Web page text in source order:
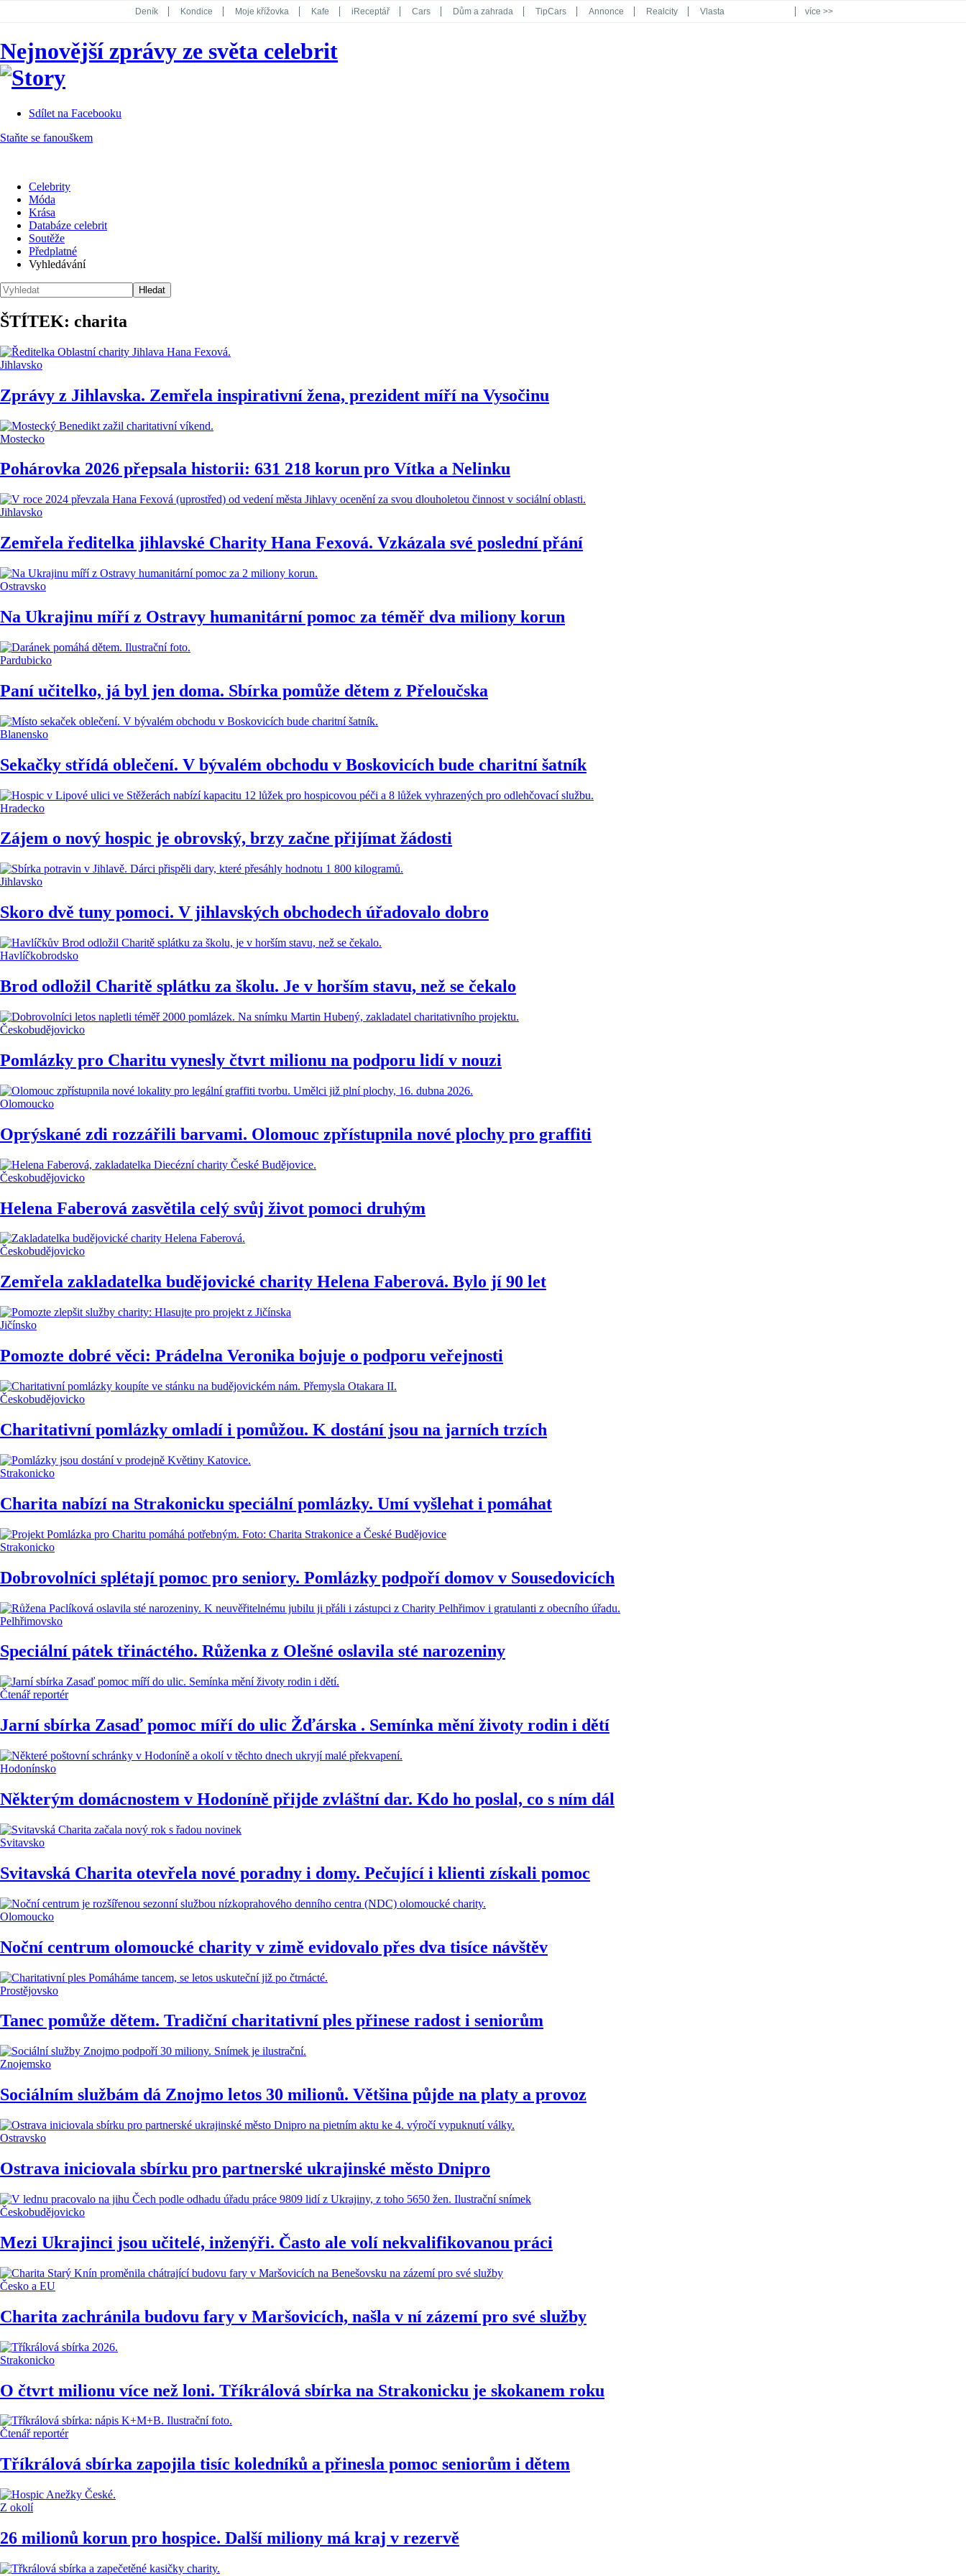
Deník Kondice Moje křížovka Kafe iReceptář Cars Dům a zahrada TipCars Annonce Realcity Vlasta
Koktejl
více >>
Nejnovější zprávy ze světa celebrit
Sdílet na Facebooku
Staňte se fanouškem
Celebrity
Móda
Krása
Databáze celebrit
Soutěže
Předplatné
Vyhledávání
ŠTÍTEK: charita
Jihlavsko
Zprávy z Jihlavska. Zemřela inspirativní žena, prezident míří na Vysočinu
Mostecko
Pohárovka 2026 přepsala historii: 631 218 korun pro Vítka a Nelinku
Jihlavsko
Zemřela ředitelka jihlavské Charity Hana Fexová. Vzkázala své poslední přání
Ostravsko
Na Ukrajinu míří z Ostravy humanitární pomoc za téměř dva miliony korun
Pardubicko
Paní učitelko, já byl jen doma. Sbírka pomůže dětem z Přeloučska
Blanensko
Sekačky střídá oblečení. V bývalém obchodu v Boskovicích bude charitní šatník
Hradecko
Zájem o nový hospic je obrovský, brzy začne přijímat žádosti
Jihlavsko
Skoro dvě tuny pomoci. V jihlavských obchodech úřadovalo dobro
Havlíčkobrodsko
Brod odložil Charitě splátku za školu. Je v horším stavu, než se čekalo
Českobudějovicko
Pomlázky pro Charitu vynesly čtvrt milionu na podporu lidí v nouzi
Olomoucko
Oprýskané zdi rozzářili barvami. Olomouc zpřístupnila nové plochy pro graffiti
Českobudějovicko
Helena Faberová zasvětila celý svůj život pomoci druhým
Českobudějovicko
Zemřela zakladatelka budějovické charity Helena Faberová. Bylo jí 90 let
Jičínsko
Pomozte dobré věci: Prádelna Veronika bojuje o podporu veřejnosti
Českobudějovicko
Charitativní pomlázky omladí i pomůžou. K dostání jsou na jarních trzích
Strakonicko
Charita nabízí na Strakonicku speciální pomlázky. Umí vyšlehat i pomáhat
Strakonicko
Dobrovolníci splétají pomoc pro seniory. Pomlázky podpoří domov v Sousedovicích
Pelhřimovsko
Speciální pátek třináctého. Růženka z Olešné oslavila sté narozeniny
Čtenář reportér
Jarní sbírka Zasaď pomoc míří do ulic Žďárska . Semínka mění životy rodin i dětí
Hodonínsko
Některým domácnostem v Hodoníně přijde zvláštní dar. Kdo ho poslal, co s ním dál
Svitavsko
Svitavská Charita otevřela nové poradny i domy. Pečující i klienti získali pomoc
Olomoucko
Noční centrum olomoucké charity v zimě evidovalo přes dva tisíce návštěv
Prostějovsko
Tanec pomůže dětem. Tradiční charitativní ples přinese radost i seniorům
Znojemsko
Sociálním službám dá Znojmo letos 30 milionů. Většina půjde na platy a provoz
Ostravsko
Ostrava iniciovala sbírku pro partnerské ukrajinské město Dnipro
Českobudějovicko
Mezi Ukrajinci jsou učitelé, inženýři. Často ale volí nekvalifikovanou práci
Česko a EU
Charita zachránila budovu fary v Maršovicích, našla v ní zázemí pro své služby
Strakonicko
O čtvrt milionu více než loni. Tříkrálová sbírka na Strakonicku je skokanem roku
Čtenář reportér
Tříkrálová sbírka zapojila tisíc koledníků a přinesla pomoc seniorům i dětem
Z okolí
26 milionů korun pro hospice. Další miliony má kraj v rezervě